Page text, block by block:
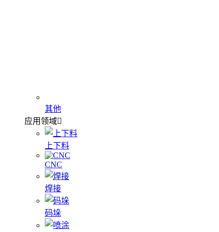
其他
应用领域
上下料
CNC
焊接
码垛